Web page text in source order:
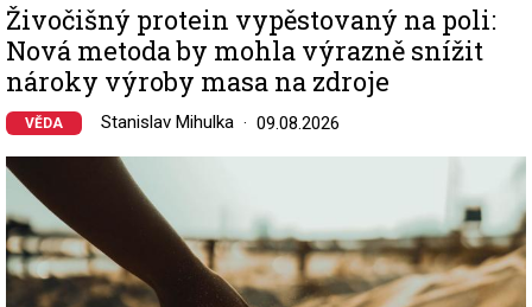
Živočišný protein vypěstovaný na poli:
Nová metoda by mohla výrazně snížit
nároky výroby masa na zdroje
VĚDA Stanislav Mihulka 09.08.2026
Image